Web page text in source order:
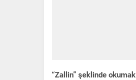
“Zallin” şeklinde okumak